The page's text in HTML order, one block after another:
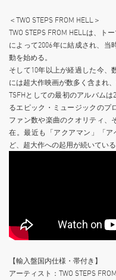
＜TWO STEPS FROM HELL＞
TWO STEPS FROM HELLは、ト
によって2006年に結成され、
動を始める。
そして10年以上が経過した今、
には超大作映画が数多く含まれ
TSFHとしての最初のアルバム
るエピック・ミュージックのプ
ファン数や楽曲のクオリティ、
在。最近も「アクアマン」「
ど、超大作への起用が続いている
【輸入盤国内仕様・帯付き】
アーティスト：TWO STEPS